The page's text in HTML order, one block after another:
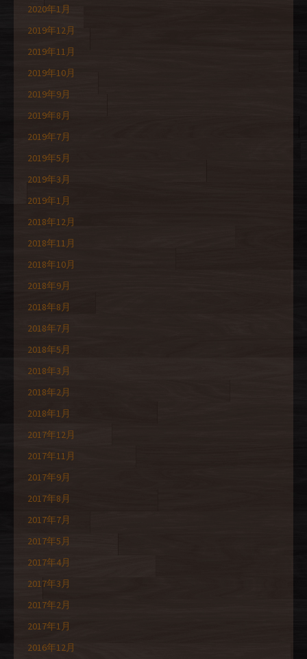
2020年1月
2019年12月
2019年11月
2019年10月
2019年9月
2019年8月
2019年7月
2019年5月
2019年3月
2019年1月
2018年12月
2018年11月
2018年10月
2018年9月
2018年8月
2018年7月
2018年5月
2018年3月
2018年2月
2018年1月
2017年12月
2017年11月
2017年9月
2017年8月
2017年7月
2017年5月
2017年4月
2017年3月
2017年2月
2017年1月
2016年12月